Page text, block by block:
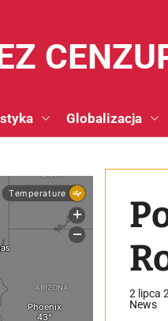
Globalizacja
2 lipca
News